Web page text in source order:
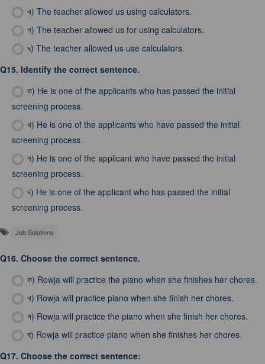
খ) The teacher allowed us using calculators.
গ) The teacher allowed us for using calculators.
ঘ) The teacher allowed us use calculators.
Q15. Identify the correct sentence.
ক) He is one of the applicants who has passed the initial
screening process.
খ) He is one of the applicants who have passed the initial
screening process.
গ) He is one of the applicant who have passed the initial
screening process.
ঘ) He is one of the applicant who has passed the initial
screening process.
Job Solutions
Q16. Choose the correct sentence.
ক) Rowja will practice the piano when she finishes her chores.
খ) Rowja will practice piano when she finish her chores.
গ) Rowja will practice the piano when she finish her chores.
ঘ) Rowja will practice piano when she finishes her chores.
Q17. Choose the correct sentence: